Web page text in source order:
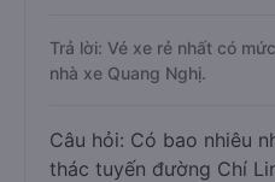
Trả lời: Vé xe rẻ nhất có
nhà xe Quang Nghị.
Câu hỏi: Có bao nhiêu
thác tuyến đường Chí